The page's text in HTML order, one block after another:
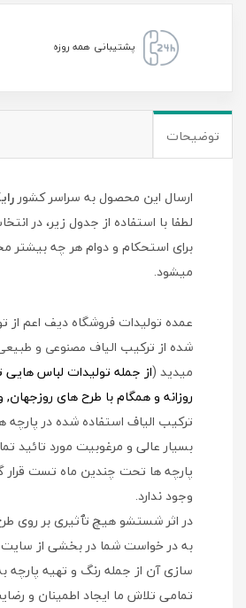
پشتیبانی همه روزه
توضیحات
ارسال این محصول به سراسر کشور
لطفا با استفاده از جدول زیر، در
میشود.
عمده تولیدات فروشگاه دیف اعم از
شده از ترکیب الیاف مصنوعی و
میدید (از جمله تولیدات لباس هایی
روزانه و همگام با طرح های روزجهان,
ترکیب الیاف استفاده شده در پارچه
بسیار عالی و مرغوبیت مورد تائید
پارچه ها تحت چندین ماه تست قرار
وجود ندارد.
در اثر شستشو هیچ تٱثیری بر روی
به در خواست شما در بخشی از
سازی آن از جمله رنگ و تهیه پارچه
تمامی تلاش ما ایجاد اطمینان و